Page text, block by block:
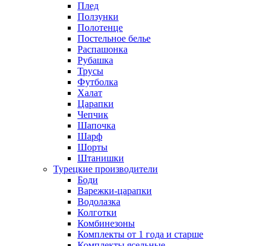
Плед
Ползунки
Полотенце
Постельное белье
Распашонка
Рубашка
Трусы
Футболка
Халат
Царапки
Чепчик
Шапочка
Шарф
Шорты
Штанишки
Турецкие производители
Боди
Варежки-царапки
Водолазка
Колготки
Комбинезоны
Комплекты от 1 года и старше